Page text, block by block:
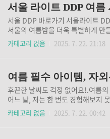
이 경기..
런데 이번에 ‘미스티파이 아이스 트
바’를 만나고 여름을 더 시원하게
찾았어요!이 쿨링바는 정말 다양한
출시되어 있어서 취향에 따라 선택
스카이블루를 선택했는데, 이 색상
작해요. 그리고 손잡이가 ..
서울 라이트 DDP 여름
서울 DDP 바로가기 서울라이트
서울의 여름밤을 더욱 특별하게 만
DDP'가 돌아왔어요. 이 행사는 매년
리며, 다양한 빛의 예술 작품과 미디
알아보도록 할게요. 서울라이트
플라자(DDP)에서 열리는 빛의 축제
적인 건축물과 예술이 어우러진 공
광객과 시민들이 찾는 명소죠. 특히
한 미디어 아트와 설치 작품들이 선
카테고리 없음 2025. 7. 22. 21:18
여름 필수 아이템, 자
후끈한 날씨도 걱정 없어요!.여름
어느 날, 저는 한 번도 경험해보지
제 상태였어요. 땀을 뻘뻘 흘리며 밖
스럽게 햇볕이 쏟아져 내리는 순간,
카테고리 없음 2025. 7. 22. 00:42